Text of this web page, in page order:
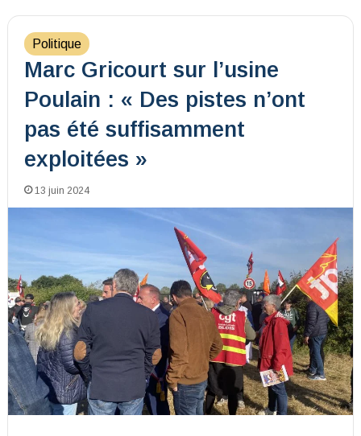
Politique
Marc Gricourt sur l’usine
Poulain : « Des pistes n’ont
pas été suffisamment
exploitées »
13 juin 2024